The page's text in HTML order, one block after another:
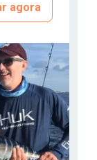
agora